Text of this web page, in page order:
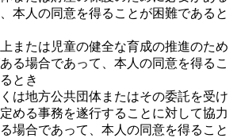
本人の同意を得ることが困難であると
または児童の健全な育成の推進のため
る場合であって、本人の同意を得るこ
とき
は地方公共団体またはその委託を受け
める事務を遂行することに対して協力
場合であって、本人の同意を得ること